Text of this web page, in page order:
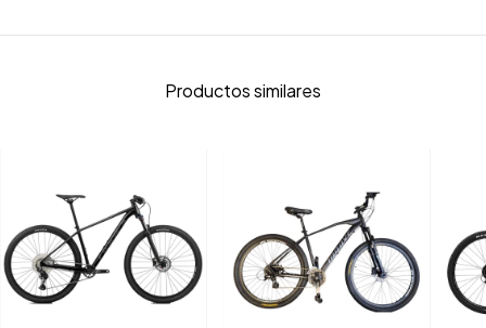
Productos similares